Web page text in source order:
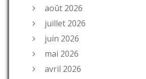
août 2026
juillet 2026
juin 2026
mai 2026
avril 2026